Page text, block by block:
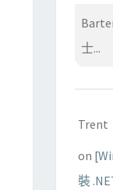
士...
Trent
on
裝